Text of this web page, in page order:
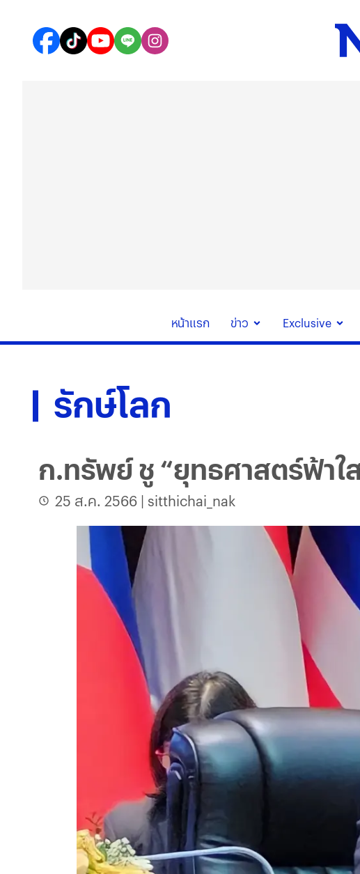
หน้าแรก ข่าว Exclusive
รักษ์โลก
ก.ทรัพย์ ชู “ยุทธศาสตร์ฟ้า
25 ส.ค. 2566 | sitthichai_nak